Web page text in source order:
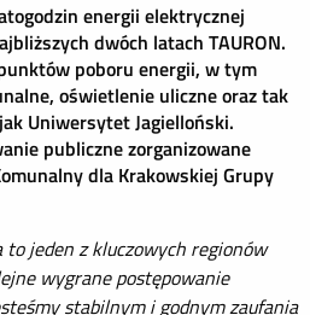
energii elektrycznej
dwóch latach TAURON.
poboru energii, w tym
oświetlenie uliczne oraz tak
Uniwersytet Jagielloński.
publiczne zorganizowane
dla Krakowskiej Grupy
to jeden z kluczowych regionów
wygrane postępowanie
stabilnym i godnym zaufania